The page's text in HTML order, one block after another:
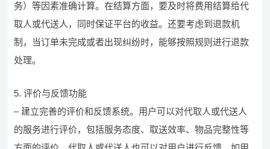
务）等因素准确计算。在结算方面，要及时将费用结算给代
取人或代送人，同时保证平台的收益。还要考虑到退款机
制，当订单未完成或者出现纠纷时，能够按照规则进行退款
处理。
5. 评价与反馈功能
– 建立完善的评价和反馈系统。用户可以对代取人或代送人
的服务进行评价，包括服务态度、取送效率、物品完整性等